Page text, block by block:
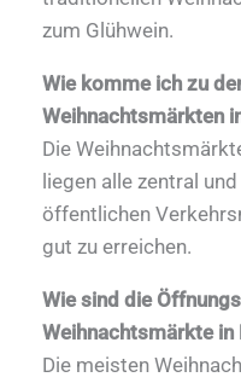
zum Glühwein.
Wie komme ich zu
Weihnachtsmärkten
Die
liegen alle zentral
öffentlichen
gut zu erreichen.
Wie sind die
Weihnachtsmärkte in
Die meisten